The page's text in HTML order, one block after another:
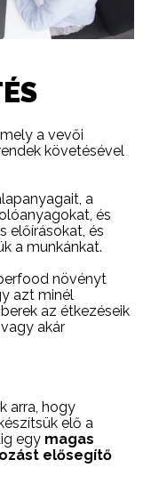
a vevői
követésével
a
és
előírásokat, és
a munkánkat.
növényt
azt minél
az étkezéseik
akár
arra, hogy
elő a
egy magas
elősegítő